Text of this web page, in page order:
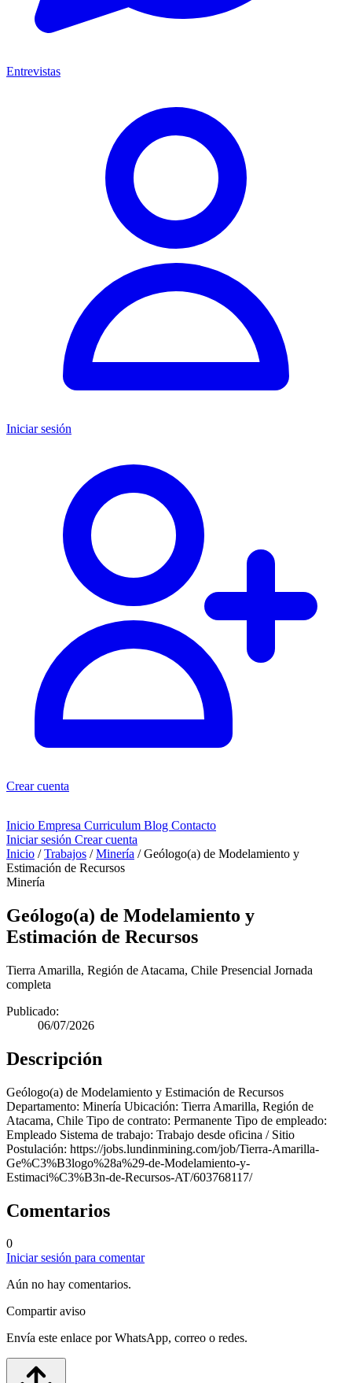
Entrevistas
Iniciar sesión
Crear cuenta
Inicio Empresa Curriculum Blog Contacto
Iniciar sesión Crear cuenta
Inicio / Trabajos / Minería / Geólogo(a) de Modelamiento y
Estimación de Recursos
Minería
Geólogo(a) de Modelamiento y
Estimación de Recursos
Tierra Amarilla, Región de Atacama, Chile Presencial Jornada
completa
Publicado:
06/07/2026
Descripción
Geólogo(a) de Modelamiento y Estimación de Recursos
Departamento: Minería Ubicación: Tierra Amarilla, Región de
Atacama, Chile Tipo de contrato: Permanente Tipo de empleado:
Empleado Sistema de trabajo: Trabajo desde oficina / Sitio
Postulación: https://jobs.lundinmining.com/job/Tierra-Amarilla-
Ge%C3%B3logo%28a%29-de-Modelamiento-y-
Estimaci%C3%B3n-de-Recursos-AT/603768117/
Comentarios
0
Iniciar sesión para comentar
Aún no hay comentarios.
Compartir aviso
Envía este enlace por WhatsApp, correo o redes.